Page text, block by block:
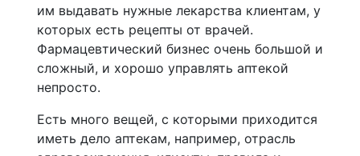
им выдавать нужные лекарства клиентам, у
которых есть рецепты от врачей.
Фармацевтический бизнес очень большой и
сложный, и хорошо управлять аптекой
непросто.
Есть много вещей, с которыми приходится
иметь дело аптекам, например, отрасль